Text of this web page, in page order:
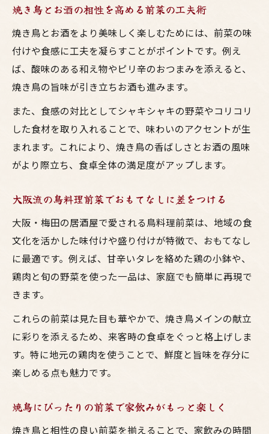
焼き鳥とお酒の相性を高める前菜の工夫術
焼き鳥とお酒をより美味しく楽しむためには、前菜の味
付けや食感に工夫を凝らすことがポイントです。例え
ば、酸味のある和え物やピリ辛のおつまみを添えると、
焼き鳥の旨味が引き立ちお酒も進みます。
また、食感の対比としてシャキシャキの野菜やコリコリ
した食材を取り入れることで、味わいのアクセントが生
まれます。これにより、焼き鳥の香ばしさとお酒の風味
がより際立ち、食卓全体の満足度がアップします。
大阪流の鳥料理前菜でおもてなしに差をつける
大阪・梅田の居酒屋で愛される鳥料理前菜は、地域の食
文化を活かした味付けや盛り付けが特徴で、おもてなし
に最適です。例えば、甘辛いタレを絡めた鶏の小鉢や、
鶏肉と旬の野菜を使った一品は、家庭でも簡単に再現で
きます。
これらの前菜は見た目も華やかで、焼き鳥メインの献立
に彩りを添えるため、来客時の食卓をぐっと格上げしま
す。特に地元の鶏肉を使うことで、鮮度と旨味を存分に
楽しめる点も魅力です。
焼鳥にぴったりの前菜で家飲みがもっと楽しく
焼き鳥と相性の良い前菜を揃えることで、家飲みの時間